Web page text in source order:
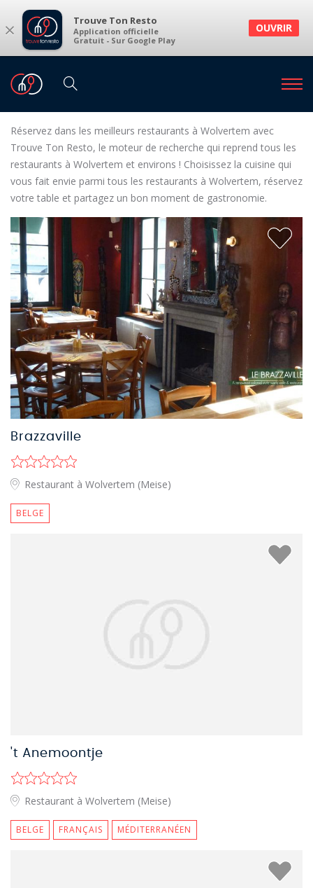
× Trouve Ton Resto
Application officielle
Gratuit - Sur Google Play
OUVRIR
Restaurants
Restaurants à Wolvertem et environs
Réservez dans les meilleurs restaurants à Wolvertem avec
Trouve Ton Resto, le moteur de recherche qui reprend tous les
restaurants à Wolvertem et environs ! Choisissez la cuisine qui
vous fait envie parmi tous les restaurants à Wolvertem, réservez
votre table et partagez un bon moment de gastronomie.
Brazzaville
Restaurant à Wolvertem (Meise)
BELGE
't Anemoontje
Restaurant à Wolvertem (Meise)
BELGE FRANÇAIS MÉDITERRANÉEN